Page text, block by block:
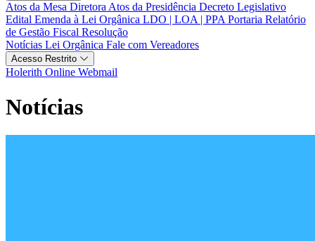
Atos da Mesa Diretora Atos da Presidência Decreto Legislativo
Edital Emenda à Lei Orgânica LDO | LOA | PPA Portaria Relatório
de Gestão Fiscal Resolução
Notícias Lei Orgânica Fale com Vereadores
Acesso Restrito
Holerith Online Webmail
Notícias